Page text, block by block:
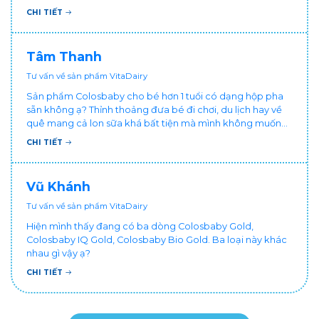
vậy nên làm sao để con khỏe mạnh và ngủ ngon giấc hơn
chăm cháu hay ốm ạ?. Cảm ơn bác sĩ.
CHI TIẾT
Tâm Thanh
Tư vấn về sản phẩm VitaDairy
Sản phẩm Colosbaby cho bé hơn 1 tuổi có dạng hộp pha
sẵn không ạ? Thỉnh thoảng đưa bé đi chơi, du lịch hay về
quê mang cả lon sữa khá bất tiện mà mình không muốn
đổi cho bé dùng sữa tươi hộp khác sợ bé nạ sữa ảnh
CHI TIẾT
Vũ Khánh
Tư vấn về sản phẩm VitaDairy
Hiện mình thấy đang có ba dòng Colosbaby Gold,
Colosbaby IQ Gold, Colosbaby Bio Gold. Ba loại này khác
nhau gì vậy ạ?
CHI TIẾT